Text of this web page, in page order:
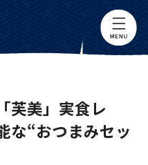
芙美」実食レ
な“おつまみセッ